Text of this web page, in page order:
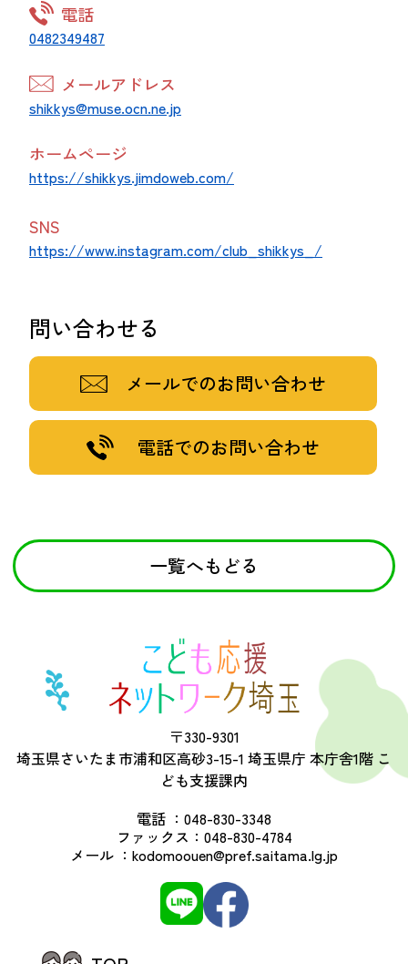
電話
0482349487
メールアドレス
shikkys@muse.ocn.ne.jp
ホームページ
https://shikkys.jimdoweb.com/
SNS
https://www.instagram.com/club_shikkys_/
問い合わせる
メールでのお問い合わせ
電話でのお問い合わせ
一覧へもどる
〒330-9301
埼玉県さいたま市浦和区高砂3-15-1 埼玉県庁 本庁舎1階 こ
ども支援課内
電話 ： 048-830-3348
ファックス： 048-830-4784
メール ： kodomoouen@pref.saitama.lg.jp